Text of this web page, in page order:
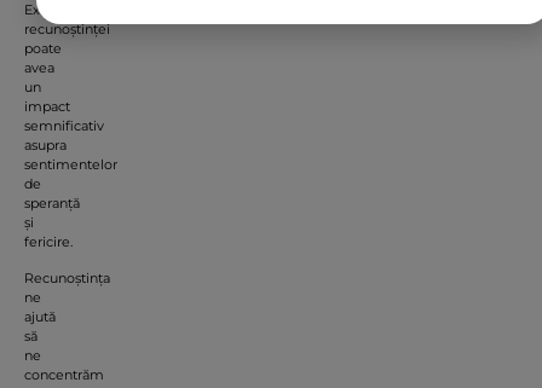
Exersarea
recunoștinței
poate
avea
un
impact
semnificativ
asupra
sentimentelor
de
speranță
și
fericire.
Recunoștința
ne
ajută
să
ne
concentrăm